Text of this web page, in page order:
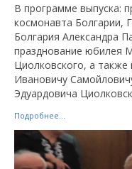
В программе выпуска:
космонавта Болгарии,
Болгария Александра
празднование юбилея
Циолковского, а
Ивановичу
Эдуардовича
Подробнее...